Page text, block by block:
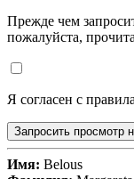
Прежде чем
пожалуйста,
Я согласен с
Запросить просмотр
Имя: Belous